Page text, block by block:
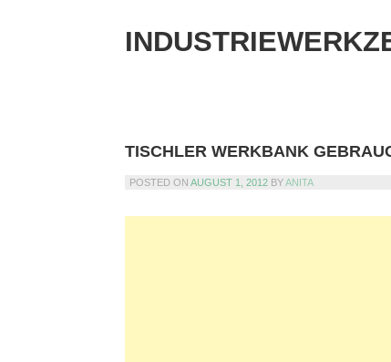
TISCHLER WERKBANK
POSTED ON AUGUST 1, 2012 BYANITA